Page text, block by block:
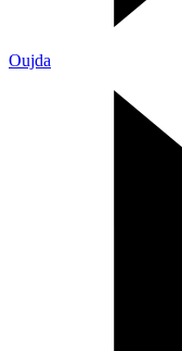
Oujda